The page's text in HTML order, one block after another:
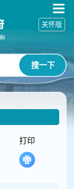
搜一下
关怀版
打印